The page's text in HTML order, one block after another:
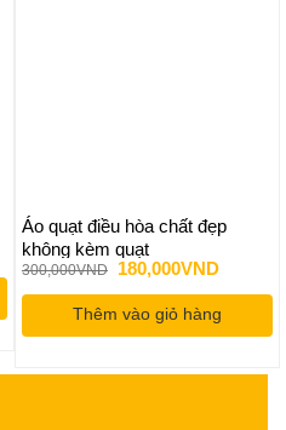
Áo quạt điều hòa chất đẹp
không kèm quạt
300,000VND
Giá
là:
300,000VND.
180,000VNDGiá
tại
là:
Thêm vào giỏ hàng